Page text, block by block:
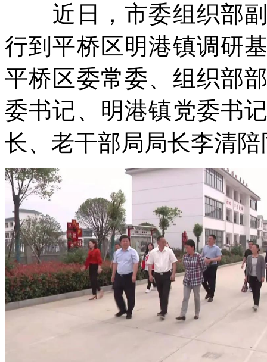
近日，市委组织部副
行到平桥区明港镇调研
平桥区委常委、组织部
委书记、明港镇党委书
长、老干部局局长李清